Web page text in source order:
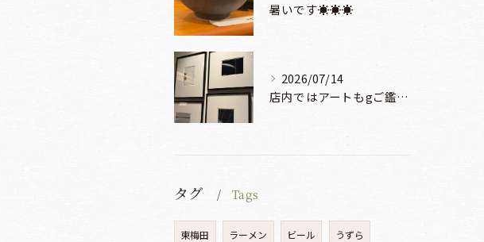
暑いです☀️☀️☀️
2026/07/14
店内ではアートもgご鑑賞いただけます♡♡♡
タグ Tags
東梅田 ラーメン ビール うずら